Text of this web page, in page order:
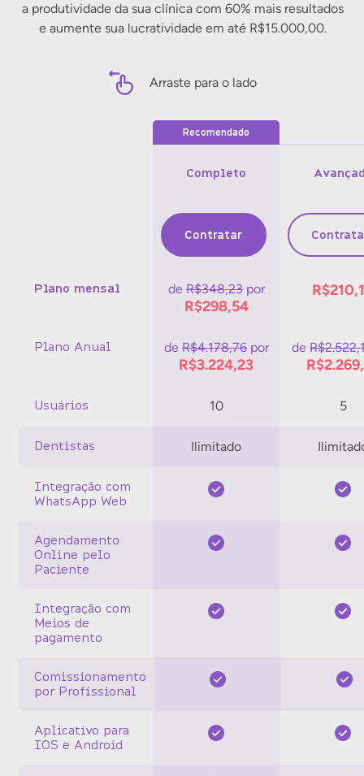
a produtividade da sua clínica com 60% mais resultados
e aumente sua lucratividade em até R$15.000,00.
Arraste para o lado
Completo
Contratar
Plano mensal de R$348,23por
R$298,54
Plano Anual de R$4.178,76por
R$3.224,23
de
Usuários 10 5
Dentistas Ilimitado
Integração com
WhatsApp Web
Agendamento
Online pelo
Paciente
Integração com
Meios de
pagamento
Comissionamento
por Profissional
Aplicativo para
IOS e Android